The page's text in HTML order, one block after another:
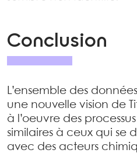
Conclusion
L’ensemble des
une nouvelle vision de
à l’oeuvre des
similaires à ceux qui se
avec des acteurs